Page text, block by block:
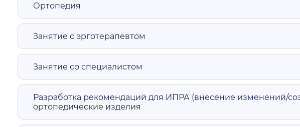
Ортопедия
Занятие с эрготерапевтом
Занятие со специалистом
Разработка рекомендаций для ИПРА (внесение изменений/
ортопедические изделия